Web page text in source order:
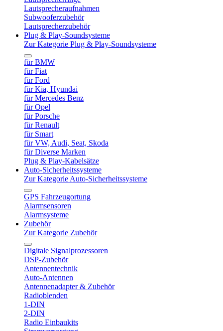
Lautsprecheraufnahmen
Subwooferzubehör
Lautsprecherzubehör
Plug & Play-Soundsysteme
Zur Kategorie Plug & Play-Soundsysteme
für BMW
für Fiat
für Ford
für Kia, Hyundai
für Mercedes Benz
für Opel
für Porsche
für Renault
für Smart
für VW, Audi, Seat, Skoda
für Diverse Marken
Plug & Play-Kabelsätze
Auto-Sicherheitssysteme
Zur Kategorie Auto-Sicherheitssysteme
GPS Fahrzeugortung
Alarmsensoren
Alarmsysteme
Zubehör
Zur Kategorie Zubehör
Digitale Signalprozessoren
DSP-Zubehör
Antennentechnik
Auto-Antennen
Antennenadapter & Zubehör
Radioblenden
1-DIN
2-DIN
Radio Einbaukits